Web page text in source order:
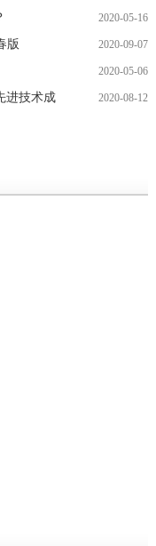
2020-05-16
版 2020-09-07
2020-05-06
进技术成 2020-08-12